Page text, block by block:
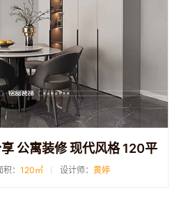
公寓装修 现代风格 120平
积： 120㎡ 设计师： 黄婷